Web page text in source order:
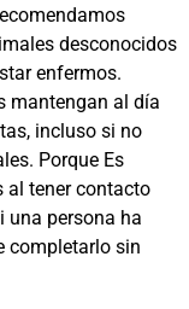
desconocidos
enfermos.
mantengan al día
incluso si no
Porque Es
al tener contacto
una persona ha
completarlo sin